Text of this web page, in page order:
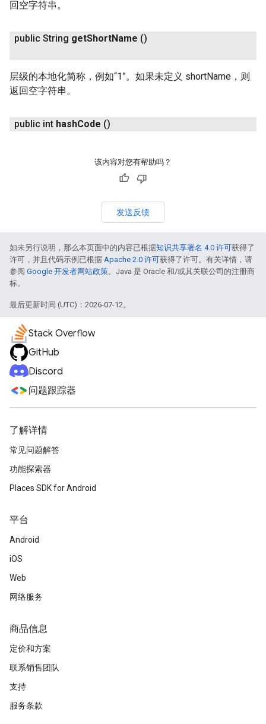
回空字符串。
public String getShortName ()
层级的本地化简称，例如“1”。如果未定义 shortName，则
返回空字符串。
public int hashCode ()
该内容对您有帮助吗？
发送反馈
如未另行说明，那么本页面中的内容已根据知识共享署名 4.0 许可获得了
许可，并且代码示例已根据 Apache 2.0 许可获得了许可。有关详情，请
参阅 Google 开发者网站政策。Java 是 Oracle 和/或其关联公司的注册商
标。
最后更新时间 (UTC)：2026-07-12。
Stack Overflow
GitHub
Discord
问题跟踪器
了解详情
常见问题解答
功能探索器
Places SDK for Android
平台
Android
iOS
Web
网络服务
商品信息
定价和方案
联系销售团队
支持
服务条款